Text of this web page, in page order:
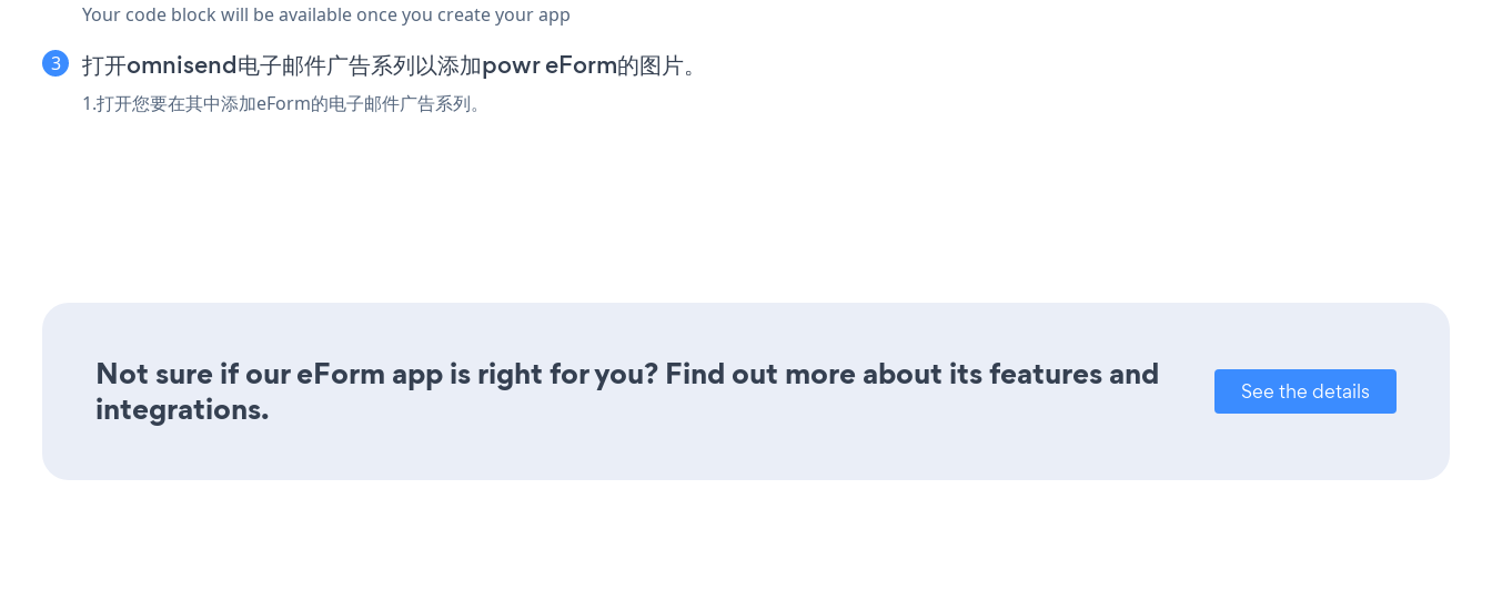
Your code block will be available once you create your app
打开omnisend电子邮件广告系列以添加powr eForm的图片。
1.打开您要在其中添加eForm的电子邮件广告系列。
Not sure if our eForm app is right for you? Find out more about its features and
integrations.
See the details